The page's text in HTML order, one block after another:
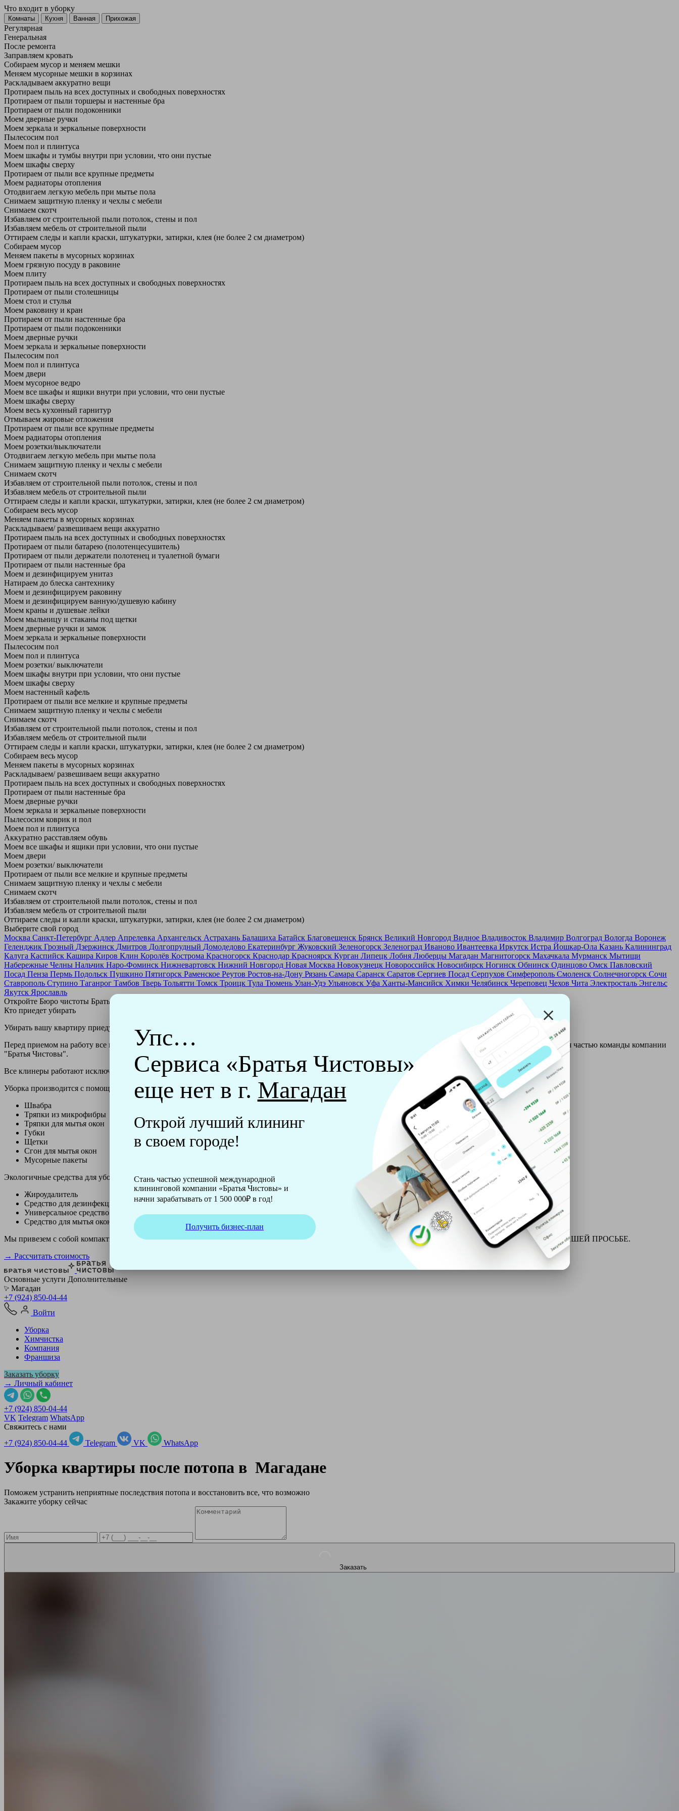
Упс…
Сервиса «Братья Чистовы»
еще нет в г. Магадан
Открой лучший клининг
в своем городе!
Стань частью успешной международной
клининговой компании «Братья Чистовы» и
начни зарабатывать от 1 500 000₽ в год!
Получить бизнес-план
Что входит в уборку
Регу­лярная
Гене­ральная
После ремонта
Заправляем кровать
Собираем мусор и меняем мешки
Меняем мусорные мешки в корзинах
Раскладываем аккуратно вещи
Протираем пыль на всех доступных и свободных поверхностях
Протираем от пыли торшеры и настенные бра
Протираем от пыли подоконники
Моем дверные ручки
Моем зеркала и зеркальные поверхности
Пылесосим пол
Моем пол и плинтуса
Моем шкафы и тумбы внутри при условии, что они пустые
Моем шкафы сверху
Протираем от пыли все крупные предметы
Моем радиаторы отопления
Отодвигаем легкую мебель при мытье пола
Снимаем защитную пленку и чехлы с мебели
Снимаем скотч
Избавляем от строительной пыли потолок, стены и пол
Избавляем мебель от строительной пыли
Оттираем следы и капли краски, штукатурки, затирки, клея (не более 2 см диаметром)
Собираем мусор
Меняем пакеты в мусорных корзинах
Моем грязную посуду в раковине
Моем плиту
Протираем пыль на всех доступных и свободных поверхностях
Протираем от пыли столешницы
Моем стол и стулья
Моем раковину и кран
Протираем от пыли настенные бра
Протираем от пыли подоконники
Моем дверные ручки
Моем зеркала и зеркальные поверхности
Пылесосим пол
Моем пол и плинтуса
Моем двери
Моем мусорное ведро
Моем все шкафы и ящики внутри при условии, что они пустые
Моем шкафы сверху
Моем весь кухонный гарнитур
Отмываем жировые отложения
Протираем от пыли все крупные предметы
Моем радиаторы отопления
Моем розетки/выключатели
Отодвигаем легкую мебель при мытье пола
Снимаем защитную пленку и чехлы с мебели
Снимаем скотч
Избавляем от строительной пыли потолок, стены и пол
Избавляем мебель от строительной пыли
Оттираем следы и капли краски, штукатурки, затирки, клея (не более 2 см диаметром)
Собираем весь мусор
Меняем пакеты в мусорных корзинах
Раскладываем/ развешиваем вещи аккуратно
Протираем пыль на всех доступных и свободных поверхностях
Протираем от пыли батарею (полотенцесушитель)
Протираем от пыли держатели полотенец и туалетной бумаги
Протираем от пыли настенные бра
Моем и дезинфицируем унитаз
Натираем до блеска сантехнику
Моем и дезинфицируем раковину
Моем и дезинфицируем ванную/душевую кабину
Моем краны и душевые лейки
Моем мыльницу и стаканы под щетки
Моем дверные ручки и замок
Моем зеркала и зеркальные поверхности
Пылесосим пол
Моем пол и плинтуса
Моем розетки/ выключатели
Моем шкафы внутри при условии, что они пустые
Моем шкафы сверху
Моем настенный кафель
Протираем от пыли все мелкие и крупные предметы
Снимаем защитную пленку и чехлы с мебели
Снимаем скотч
Избавляем от строительной пыли потолок, стены и пол
Избавляем мебель от строительной пыли
Оттираем следы и капли краски, штукатурки, затирки, клея (не более 2 см диаметром)
Собираем весь мусор
Меняем пакеты в мусорных корзинах
Раскладываем/ развешиваем вещи аккуратно
Протираем пыль на всех доступных и свободных поверхностях
Протираем от пыли настенные бра
Моем дверные ручки
Моем зеркала и зеркальные поверхности
Пылесосим коврик и пол
Моем пол и плинтуса
Аккуратно расставляем обувь
Моем все шкафы и ящики при условии, что они пустые
Моем двери
Моем розетки/ выключатели
Протираем от пыли все мелкие и крупные предметы
Снимаем защитную пленку и чехлы с мебели
Снимаем скотч
Избавляем от строительной пыли потолок, стены и пол
Избавляем мебель от строительной пыли
Оттираем следы и капли краски, штукатурки, затирки, клея (не более 2 см диаметром)
Выберите свой город
Москва Санкт-Петербург Адлер Апрелевка Архангельск Астрахань Балашиха Батайск Благовещенск Брянск Великий Новгород Видное Владивосток Владимир Волгоград Вологда Воронеж
Геленджик Грозный Дзержинск Дмитров Долгопрудный Домодедово Екатеринбург Жуковский Зеленогорск Зеленоград Иваново Ивантеевка Иркутск Истра Йошкар-Ола Казань Калининград
Калуга Каспийск Кашира Киров Клин Королёв Кострома Красногорск Краснодар Красноярск Курган Липецк Лобня Люберцы Магадан Магнитогорск Махачкала Мурманск Мытищи
Набережные Челны Нальчик Наро-Фоминск Нижневартовск Нижний Новгород Новая Москва Новокузнецк Новороссийск Новосибирск Ногинск Обнинск Одинцово Омск Павловский
Посад Пенза Пермь Подольск Пушкино Пятигорск Раменское Реутов Ростов-на-Дону Рязань Самара Саранск Саратов Сергиев Посад Серпухов Симферополь Смоленск Солнечногорск Сочи
Ставрополь Ступино Таганрог Тамбов Тверь Тольятти Томск Троицк Тула Тюмень Улан-Удэ Ульяновск Уфа Ханты-Мансийск Химки Челябинск Череповец Чехов Чита Электросталь Энгельс
Якутск Ярославль
Откройте Бюро чистоты Братьев Чистовых в своем городе по
Кто приедет убирать
Убирать вашу квартиру приедут профессионально обученные клинеры - русские девушки, в возрасте от 24 до 40 лет.
Перед приемом на работу все клинеры проходят аттестацию в нашем обучающем центре, а также проверку в службе безопасности и только после этого становятся частью команды компании
"Братья Чистовы".
Все клинеры работают исключительно в форме с логотипом компании "Братья Чистовы".
Уборка производится с помощью профессиональных технических и химический средств, которые наши клинеры привозят с собой:
Швабра
Тряпки из микрофибры
Тряпки для мытья окон
Губки
Щетки
Сгон для мытья окон
Мусорные пакеты
Экологичные средства для уборки немецкой марки Kiehl:
Жироудалитель
Средство для дезинфекции
Универсальное средство
Средство для мытья окон
Мы привезем с собой компактный профессиональный пылесос фирмы Soteco, а также утюг, ведро, парогенератор, аппарат для химчистки и многое другое ПО ВАШЕЙ ПРОСЬБЕ.
→ Рассчитать стоимость
Основные услуги Дополнительные
Магадан
+7 (924) 850-04-44
Войти
Уборка
Химчистка
Компания
Франшиза
Заказать уборку
→ Личный кабинет
+7 (924) 850-04-44
VK Telegram WhatsApp
Свяжитесь с нами
+7 (924) 850-04-44
Telegram VK WhatsApp
Уборка квартиры после потопа в Магадане
Поможем устранить неприятные последствия потопа и восстановить все, что возможно
Закажите уборку сейчас
Заказать